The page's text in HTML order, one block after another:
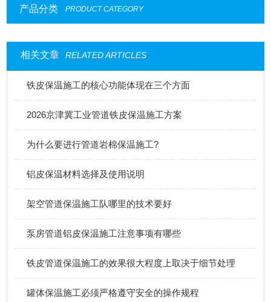
产品分类 PRODUCT CATEGORY
相关文章 RELATED ARTICLES
铁皮保温施工的核心功能体现在三个方面
2026京津冀工业管道铁皮保温施工方案
为什么要进行管道岩棉保温施工?
铝皮保温材料选择及使用说明
架空管道保温施工队哪里的技术要好
泵房管道铝皮保温施工注意事项有哪些
铁皮管道保温施工的效果很大程度上取决于细节处理
罐体保温施工必须严格遵守安全的操作规程